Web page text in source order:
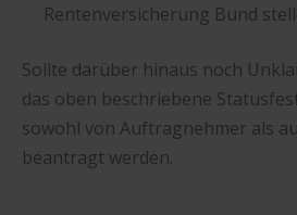
Rentenversicherung Bund
Sollte darüber hinaus noch
das oben beschriebene
sowohl von Auftragnehmer als
beantragt werden.